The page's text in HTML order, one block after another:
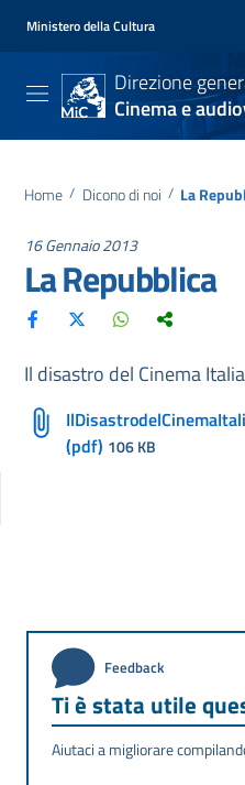
Ministero della Cultura
Direzione
Cinema e
Home / Dicono di noi / La
16 Gennaio 2013
La Repubblica
Il disastro del Cinema
(pdf) 106 KB
Feedback
Ti è stata utile
Aiutaci a migliorare